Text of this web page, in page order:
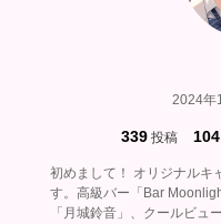
2024年
339 投稿 104
初めまして！ オリジナルキ
す。高級バー「Bar
「月城鈴音」、クールビュ